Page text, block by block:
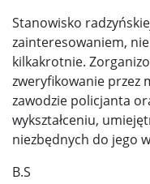
Stanowisko
zainteresowaniem,
kilkakrotnie.
zweryfikowanie przez
zawodzie policjanta
wykształceniu,
niezbędnych do jego
B.S